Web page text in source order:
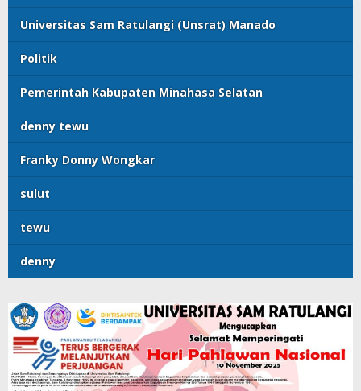
Universitas Sam Ratulangi (Unsrat) Manado
Politik
Pemerintah Kabupaten Minahasa Selatan
denny tewu
Franky Donny Wongkar
sulut
tewu
denny